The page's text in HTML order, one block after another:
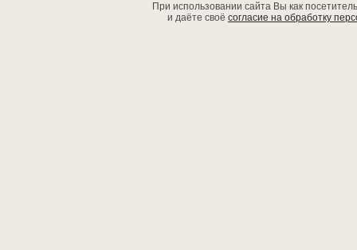
При использовании сайта Вы как
и даёте своё согласие на обработку